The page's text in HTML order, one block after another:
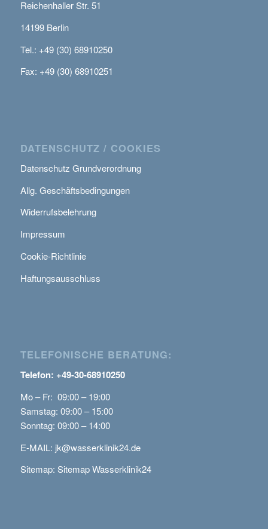
Reichenhaller Str. 51
14199 Berlin
Tel.: +49 (30) 68910250
Fax: +49 (30) 68910251
DATENSCHUTZ / COOKIES
Datenschutz Grundverordnung
Allg. Geschäftsbedingungen
Widerrufsbelehrung
Impressum
Cookie-Richtlinie
Haftungsausschluss
TELEFONISCHE BERATUNG:
Telefon: +49-30-68910250
Mo – Fr: 09:00 – 19:00
Samstag: 09:00 – 15:00
Sonntag: 09:00 – 14:00
E-MAIL: jk@wasserklinik24.de
Sitemap: Sitemap Wasserklinik24